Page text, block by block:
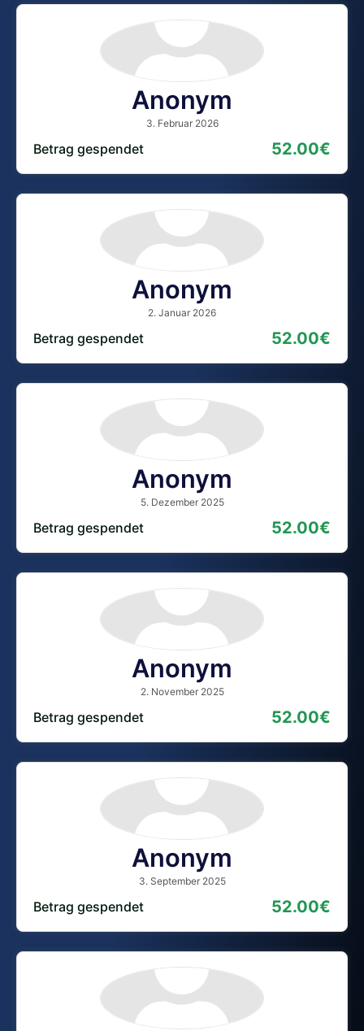
Anonym
3. Februar 2026
Betrag gespendet 52.00€
Anonym
2. Januar 2026
Betrag gespendet 52.00€
Anonym
5. Dezember 2025
Betrag gespendet 52.00€
Anonym
2. November 2025
Betrag gespendet 52.00€
Anonym
3. September 2025
Betrag gespendet 52.00€